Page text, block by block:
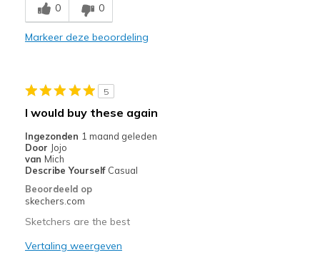
Stylish
Travel
Width
Feels true to width
Sizing
0 0
Markeer deze beoordeling
5
I would buy these again
Ingezonden 1 maand geleden
Door Jojo
van Mich
Describe Yourself Casual
Beoordeeld op
skechers.com
Sketchers are the best
Vertaling weergeven